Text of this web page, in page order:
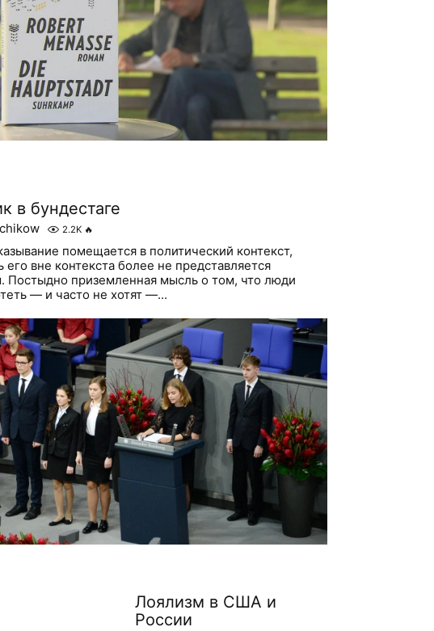
в бундестаге
2.2K 🔥
помещается в политический контекст,
его вне контекста более не представляется
Постыдно приземленная мысль о том, что люди
— и часто не хотят —...
Лоялизм в США и
России